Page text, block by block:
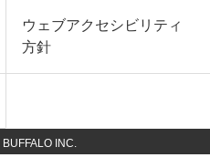
ウェブアクセシビリティ
方針
BUFFALO INC.